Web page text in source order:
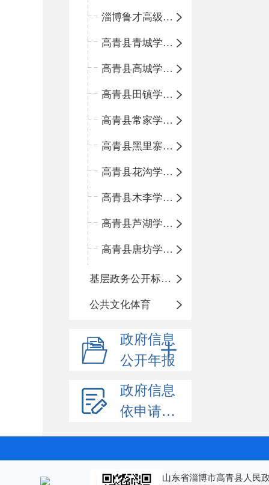
淄博鲁才高级中学
高青县青城学区中心小学
高青县高城学区中心小学
高青县田镇学区中心小学
高青县常家学区中心小学
高青县黑里寨学区中心小学
高青县花沟学区中心小学
高青县木李学区中心小学
高青县芦湖学区中心小学
高青县唐坊学区中心小学
基层政务公开标准化规范化
公共文化体育
政府信息
公开年报
政府信息
依申请公开
山东省淄博市高青县人民